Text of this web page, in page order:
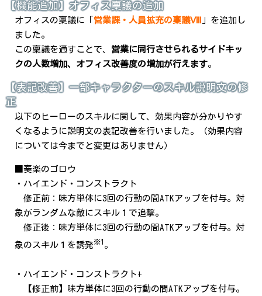
【機能追加】オフィス稟議の追加
オフィスの稟議に「 営業課・人員拡充の稟議Ⅷ
」を追加し
ました。
この稟議を通すことで、 営業に同行させられるサイドキッ
クの人数増加、オフィス改善度の増加が行えます。
【表記改善】一部キャラクターのスキル説明文の修
正
以下のヒーローのスキルに関して、効果内容が分かりやす
くなるように説明文の表記改善を行いました。（効果内容
については今までと変更はありません）
■奏楽のゴロウ
・ハイエンド・コンストラクト
修正前：味方単体に3回の行動の間ATKアップを付与。対
象がランダムな敵にスキル１で追撃。
修正後：味方単体に3回の行動の間ATKアップを付与。対
象のスキル１を誘発※1 。
・ハイエンド・コンストラクト+
【修正前】味方単体に3回の行動の間ATKアップを付与。